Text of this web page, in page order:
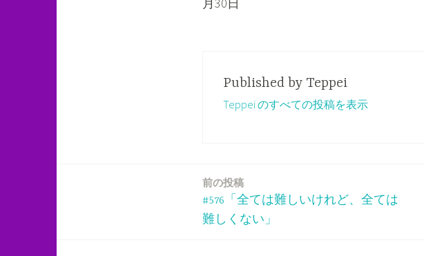
月30日
Published by Teppei
Teppei のすべての投稿を表示
前の投稿
#576「全ては難しいけれど、全ては
難しくない」